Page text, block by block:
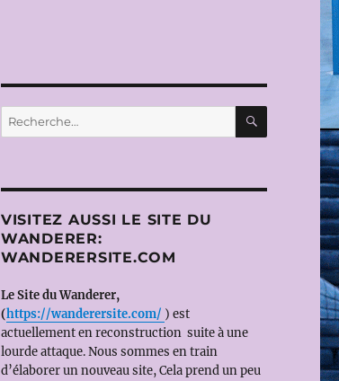
Recherche
pour :
VISITEZ AUSSI LE SITE DU
WANDERER:
WANDERERSITE.COM
Le Site du Wanderer,
(https://wanderersite.com/ ) est
actuellement en reconstruction suite à une
lourde attaque. Nous sommes en train
d’élaborer un nouveau site, Cela prend un peu